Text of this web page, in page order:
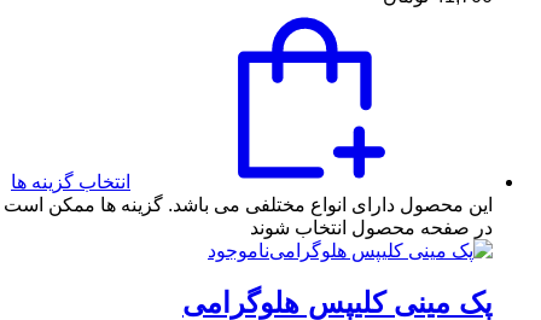
انتخاب گزینه ها
این محصول دارای انواع مختلفی می باشد. گزینه ها ممکن است
در صفحه محصول انتخاب شوند
ناموجود
پک مینی کلیپس هلوگرامی